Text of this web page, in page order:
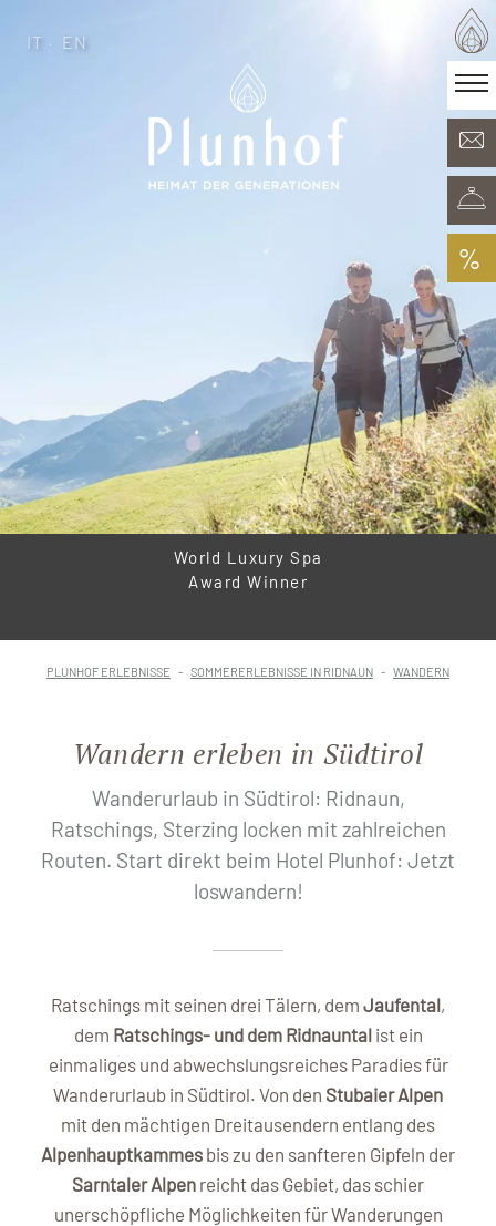
Heimat der Generationen
Zimmer & Angebote
Minera Acqua & Spa
Plunhof Erlebnisse
%
IT · EN
World Luxury Spa
Award Winner
PLUNHOF ERLEBNISSE SOMMERERLEBNISSE IN RIDNAUN WANDERN
Wandern erleben in Südtirol
Wanderurlaub in Südtirol: Ridnaun,
Ratschings, Sterzing locken mit zahlreichen
Routen. Start direkt beim Hotel Plunhof: Jetzt
loswandern!
Ratschings mit seinen drei Tälern, dem Jaufental,
dem Ratschings- und dem Ridnauntal ist ein
einmaliges und abwechslungsreiches Paradies für
Wanderurlaub in Südtirol. Von den Stubaier Alpen
mit den mächtigen Dreitausendern entlang des
Alpenhauptkammes bis zu den sanfteren Gipfeln der
Sarntaler Alpen reicht das Gebiet, das schier
unerschöpfliche Möglichkeiten für Wanderungen